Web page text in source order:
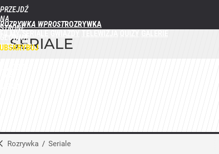
PRZEJDŹ
NA
STRONĘ
GŁÓWNĄ
WPROST.PL
ROZRYWKA WPROST
SERIALE
Rozrywka / Seriale